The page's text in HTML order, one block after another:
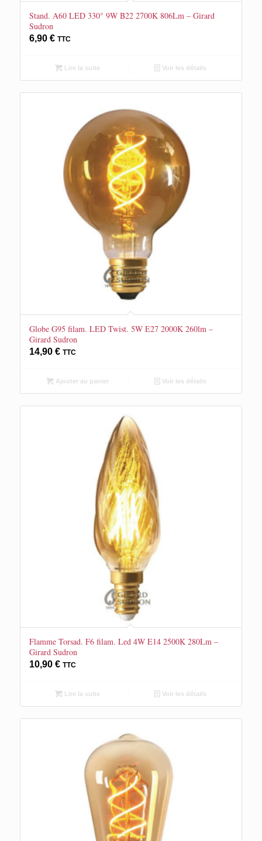
Stand. A60 LED 330° 9W B22 2700K 806Lm – Girard
Sudron
6,90 € TTC
Lire la suite Voir les détails
Globe G95 filam. LED Twist. 5W E27 2000K 260lm –
Girard Sudron
14,90 € TTC
Ajouter au panier Voir les détails
Flamme Torsad. F6 filam. Led 4W E14 2500K 280Lm –
Girard Sudron
10,90 € TTC
Lire la suite Voir les détails